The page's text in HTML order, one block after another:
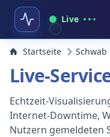
Live
Startseite Schwab
Live-
Echtzeit-
Internet-Downtime,
Nutzern gemeldeten